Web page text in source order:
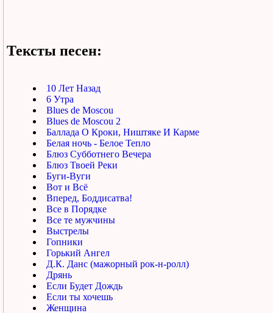
Тексты песен:
10 Лет Назад
6 Утра
Blues de Moscou
Blues de Moscou 2
Баллада О Кроки, Ништяке И Карме
Белая ночь - Белое Тепло
Блюз Субботнего Вечера
Блюз Твоей Реки
Буги-Вуги
Вот и Всё
Вперед, Боддисатва!
Все в Порядке
Все те мужчины
Выстрелы
Гопники
Горький Ангел
Д.К. Данс (мажорный рок-н-ролл)
Дрянь
Если Будет Дождь
Если ты хочешь
Женщина